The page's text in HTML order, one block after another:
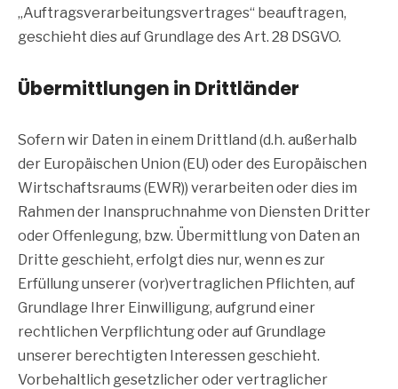
„Auftragsverarbeitungsvertrages“ beauftragen,
geschieht dies auf Grundlage des Art. 28 DSGVO.
Übermittlungen in Drittländer
Sofern wir Daten in einem Drittland (d.h. außerhalb
der Europäischen Union (EU) oder des Europäischen
Wirtschaftsraums (EWR)) verarbeiten oder dies im
Rahmen der Inanspruchnahme von Diensten Dritter
oder Offenlegung, bzw. Übermittlung von Daten an
Dritte geschieht, erfolgt dies nur, wenn es zur
Erfüllung unserer (vor)vertraglichen Pflichten, auf
Grundlage Ihrer Einwilligung, aufgrund einer
rechtlichen Verpflichtung oder auf Grundlage
unserer berechtigten Interessen geschieht.
Vorbehaltlich gesetzlicher oder vertraglicher